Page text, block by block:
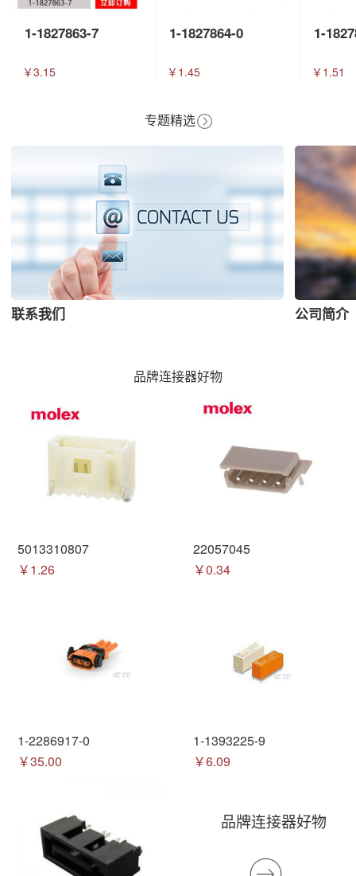
1-1827863-7
￥3.15
1-1827864-0
￥1.45
1-
￥1.51
专题精选
联系我们 公司简介
品牌连接器好物
5013310807
￥1.26
22057045
￥0.34
1-2286917-0
￥35.00
1-1393225-9
￥6.09
品牌连接器好物